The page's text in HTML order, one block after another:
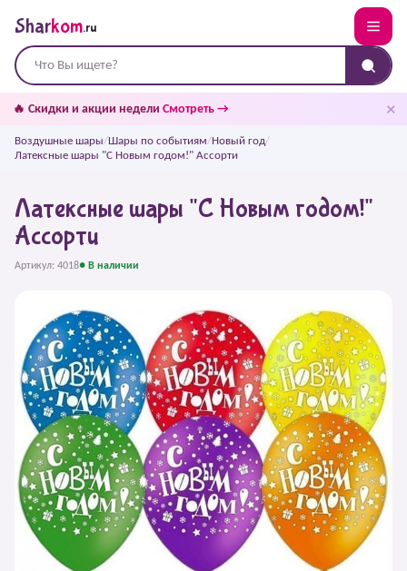
Sharkom.ru
🔥 Скидки и акции недели Смотреть → ✕
Воздушные шары/Шары по событиям/Новый год/
Латексные шары "С Новым годом!" Ассорти
Латексные шары "С Новым годом!"
Ассорти
Артикул: 4018● В наличии